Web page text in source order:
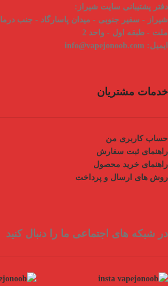
دفتر پشتیبانی سایت شیراز:
شیراز - سفیر جنوبی - میدان پاسارگاد - جنب
ملت - طبقه اول - واحد 2
ایمیل:
خدمات مشتریان
حساب کاربری من
راهنمای ثبت سفارش
راهنمای خرید محصول
روش های ارسال و پرداخت
در شبکه های اجتماعی ما را دنبال کنید